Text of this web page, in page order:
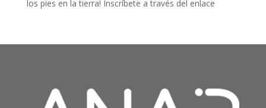
los pies en la tierra! Inscríbete a través del enlace